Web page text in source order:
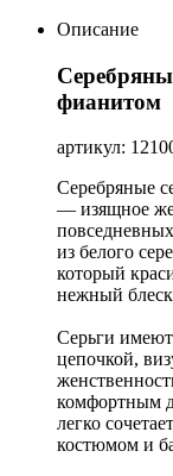
Описание
фианитом
артикул:
Серебряные
— изящное
из белого
который
нежный
Серьги
цепочкой,
комфортным
легко
костюмом и